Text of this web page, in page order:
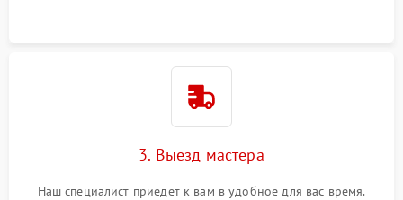
3. Выезд мастера
Наш специалист приедет к вам в удобное для вас время.